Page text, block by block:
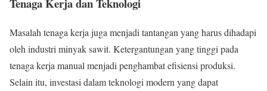
Tenaga Kerja dan Teknologi
Masalah tenaga kerja juga menjadi tantangan yang harus dihadapi
oleh industri minyak sawit. Ketergantungan yang tinggi pada
tenaga kerja manual menjadi penghambat efisiensi produksi.
Selain itu, investasi dalam teknologi modern yang dapat